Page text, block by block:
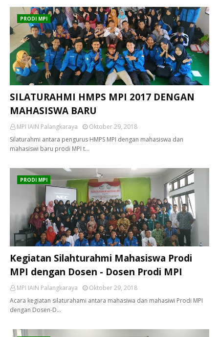
PRODI MPI
SILATURAHMI HMPS MPI 2017 DENGAN
MAHASISWA BARU
MPI IAIN Palangkaraya
Oktober 29, 2018
Silaturahmi antara pengurus HMPS MPI dengan mahasiswa dan
mahasiswi baru prodi MPI t…
PRODI MPI
Kegiatan Silahturahmi Mahasiswa Prodi
MPI dengan Dosen - Dosen Prodi MPI
MPI IAIN Palangkaraya
Oktober 29, 2018
Acara kegiatan silaturahami antara mahasiwa dan mahasiwi Prodi MPI
dengan Dosen-D…